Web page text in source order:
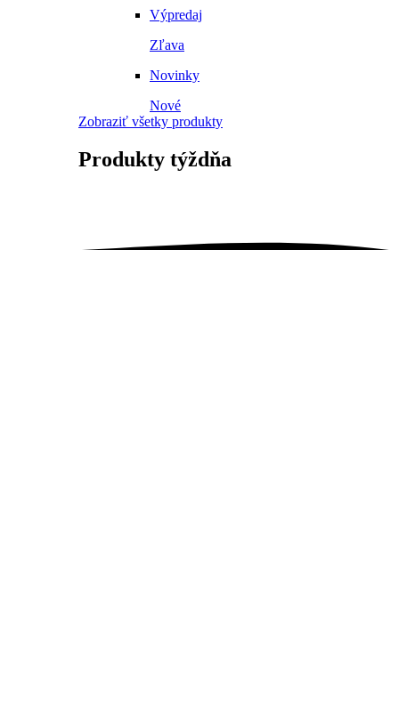
Výpredaj
Zľava
Novinky
Nové
Zobraziť všetky produkty
Produkty týždňa